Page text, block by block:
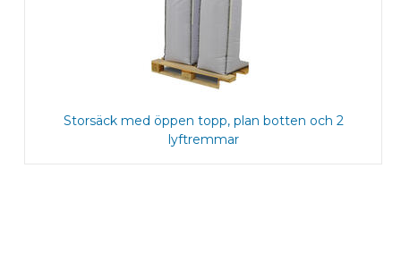
Storsäck med öppen topp, plan botten och 2
lyftremmar